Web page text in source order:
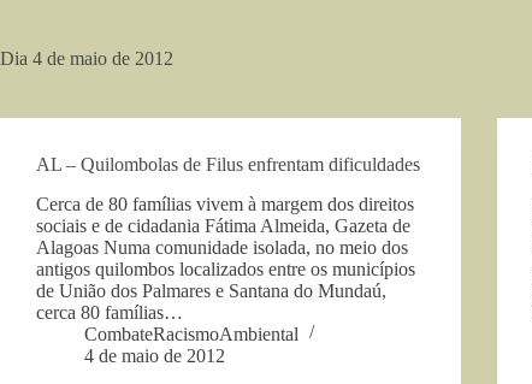
Dia 4 de maio de 2012
AL – Quilombolas de Filus enfrentam dificuldades
Cerca de 80 famílias vivem à margem dos direitos
sociais e de cidadania Fátima Almeida, Gazeta de
Alagoas Numa comunidade isolada, no meio dos
antigos quilombos localizados entre os municípios
de União dos Palmares e Santana do Mundaú,
cerca 80 famílias…
CombateRacismoAmbiental
4 de maio de 2012